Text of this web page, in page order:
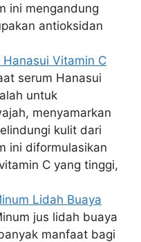
ini mengandung
antioksidan
Vitamin C
serum Hanasui
untuk
menyamarkan
kulit dari
ini diformulasikan
C yang tinggi,
Lidah Buaya
jus lidah buaya
manfaat bagi